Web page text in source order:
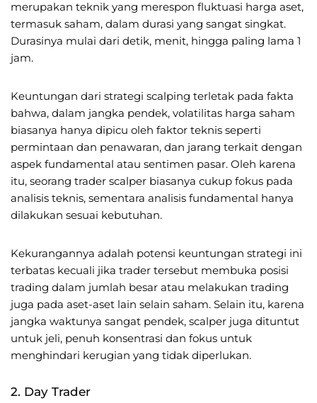
merupakan teknik yang merespon fluktuasi harga aset,
termasuk saham, dalam durasi yang sangat singkat.
Durasinya mulai dari detik, menit, hingga paling lama 1
jam.
Keuntungan dari strategi scalping terletak pada fakta
bahwa, dalam jangka pendek, volatilitas harga saham
biasanya hanya dipicu oleh faktor teknis seperti
permintaan dan penawaran, dan jarang terkait dengan
aspek fundamental atau sentimen pasar. Oleh karena
itu, seorang trader scalper biasanya cukup fokus pada
analisis teknis, sementara analisis fundamental hanya
dilakukan sesuai kebutuhan.
Kekurangannya adalah potensi keuntungan strategi ini
terbatas kecuali jika trader tersebut membuka posisi
trading dalam jumlah besar atau melakukan trading
juga pada aset-aset lain selain saham. Selain itu, karena
jangka waktunya sangat pendek, scalper juga dituntut
untuk jeli, penuh konsentrasi dan fokus untuk
menghindari kerugian yang tidak diperlukan.
2. Day Trader